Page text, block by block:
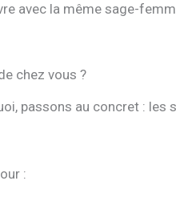
avec la même sage-
chez vous ?
passons au concret : les
: